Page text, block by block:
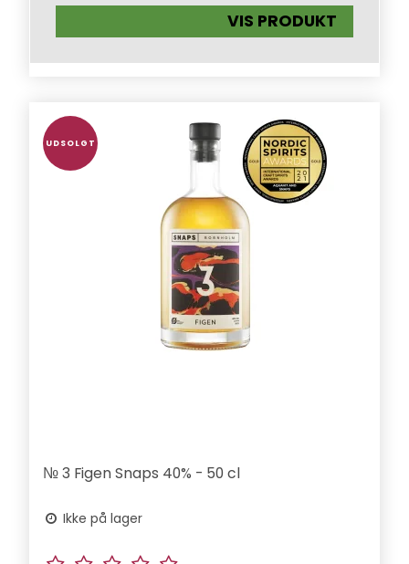
VIS PRODUKT
UDSOLGT
№ 3 Figen Snaps 40% - 50 cl
Ikke på lager